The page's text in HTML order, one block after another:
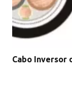
Cabo Inversor